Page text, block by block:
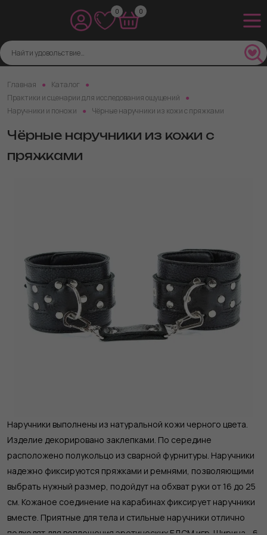
0 0
Главная
Каталог
Практики и сценарии для исследования ощущений
Наручники и поножи
Чёрные наручники из кожи с пряжками
Чёрные наручники из кожи с
пряжками
Наручники выполнены из натуральной кожи черного цвета.
Изделие декорировано заклепками. По середине
расположено полукольцо из сварной фурнитуры. Наручники
надежно фиксируются пряжками и ремнями, позволяющими
выбрать нужный размер, подойдут на обхват руки от 16 до 25
см. Кожаное соединение на карабинах фиксирует наручники
вместе. Приятные для тела и стильные наручники отлично